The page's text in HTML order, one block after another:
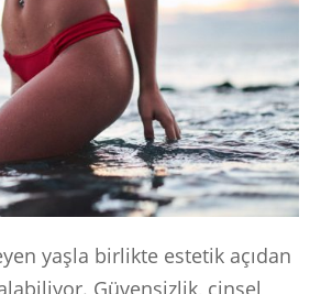
yaşla birlikte estetik açıdan